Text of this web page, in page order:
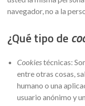
navegador, no a la
¿Qué tipo de
Cookiestécnicas:
entre otras cosas,
humano o una
usuario anónimo y